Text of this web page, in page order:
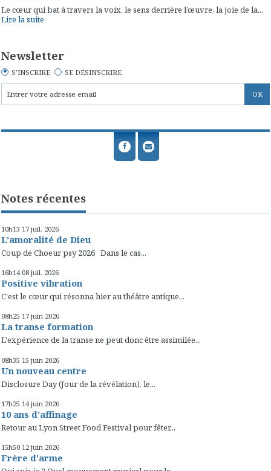
Le cœur qui bat à travers la voix, le sens derrière l’œuvre, la joie de la...
Lire la suite
Newsletter
S'INSCRIRE SE DÉSINSCRIRE
Notes récentes
10h13 17 juil. 2026
L'amoralité de Dieu
Coup de Choeur psy 2026 Dans le cas...
16h14 08 juil. 2026
Positive vibration
C'est le cœur qui résonna hier au théâtre antique...
08h25 17 juin 2026
La transe formation
L'expérience de la transe ne peut donc être assimilée...
08h35 15 juin 2026
Un nouveau centre
Disclosure Day (Jour de la révélation), le...
17h25 14 juin 2026
10 ans d’affinage
Retour au Lyon Street Food Festival pour fêter...
15h50 12 juin 2026
Frère d'arme